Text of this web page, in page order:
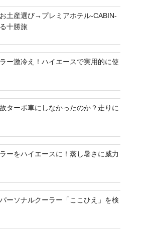
土産選び→プレミアホテル-CABIN-
十勝旅
ー激冷え！ハイエースで実用的に使
故ターボ車にしなかったのか？走りに
ーをハイエースに！蒸し暑さに威力
ーソナルクーラー「ここひえ」を検